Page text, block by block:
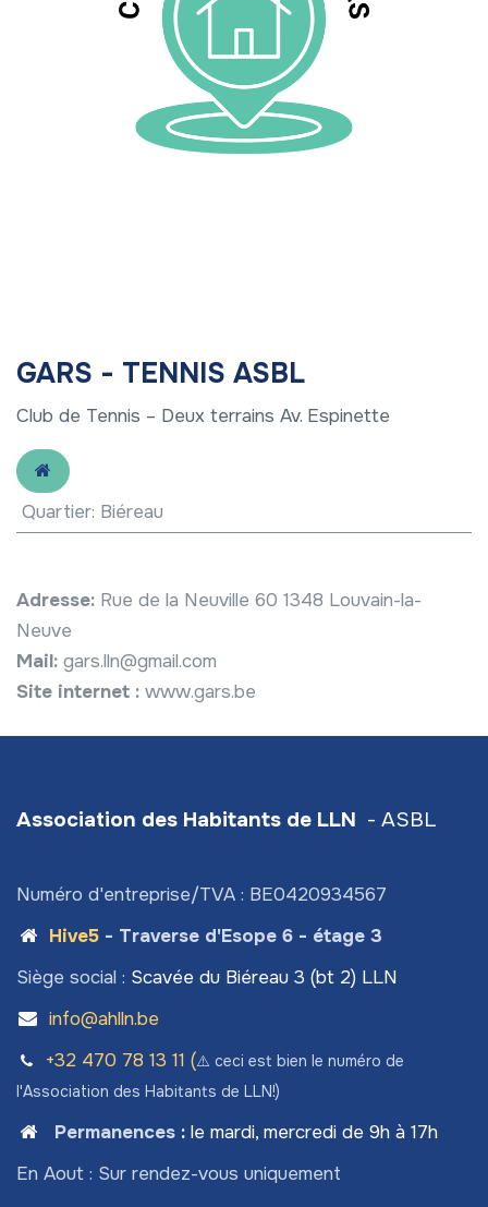
GARS - TENNIS ASBL
Club de Tennis – Deux terrains Av. Espinette
Quartier: Biéreau
Adresse: Rue de la Neuville 60 1348 Louvain-la-
Neuve
Mail: gars.lln@gmail.com
Site internet : www.gars.be
Association des Habitants de LLN - ASBL
Numéro d'entreprise/TVA : BE0420934567
Hive5- Traverse d'Esope 6 - étage 3
Siège social : Scavée du Biéreau 3 (bt 2) LLN
info@ahlln.be
+32 470 78​ 13 11 (⚠️ ceci est bien le numéro de
l'Association des Habitants de LLN!)
Permanences: le mardi, mercredi de 9h à 17h
En Aout : Sur rendez-vous uniquement